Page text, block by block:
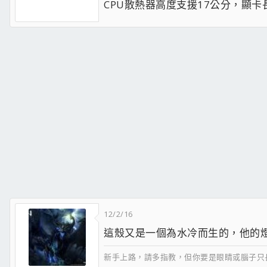
CPU散熱器高度支援17公分，顯
12/2/16
這殼又是一個為水冷而生的，他的
新手上路，請多指教，但你要是眼睛或腦子